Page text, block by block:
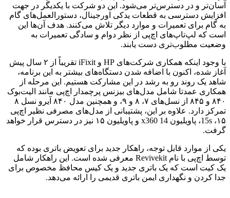
آسان‌تر و در دسترس‌تر می‌شود. این دو شرکت با یکدیگر در جهت
افزایش دسترسی به قطعات یدکی اورجینال، دستورالعمل‌های گام
به گام برای تعمیرات و موارد دیگر تلاش می‌کنند. هدف آن‌ها این
است که لپ‌تاپ‌های اچ‌پی از نظر دوام و سادگی تعمیرات به
وضعیت مطلوب‌تری دست یابند.
با وجود اینکه همکاری شرکت‌های HP و iFixit تقریباً از ۲ سال پیش
آغاز شده، اکنون با اضافه شدن دستگاه‌های بیشتر به این برنامه،
شاهد یک روند رو به رشد در این مشارکت هستیم. این مرحله از
همکاری عمدتا شامل مدل‌های بیزنس پرچمدار اچ‌پی مانند الیت‌بوک
۸۴۰ و ۸۴۵ از نسل‌های ۷، ۸ و ۹، و همچنین مدل ۸۴۰ آیرو نسل ۸
تمرکز دارد. علاوه بر این، پشتیبانی از مدل‌های مصرفی نظیر اچ‌پی
۱۵، 15s، پاویلیون x360 14 و پاویلیون ۱۵ نیز در دسترس قرار خواهد
گرفت.
یکی از موارد قابل توجه، راهکار جدید برای تعویض باتری بوده که
توسط اچ‌پی با نام Revivekit معرفی شده است. این راهکار شامل
یک کیت است که یک باتری جدید و یک کیس محافظ مخصوص برای
جدا کردن و نگهداری ایمن باتری قدیمی را ارائه می‌دهد.